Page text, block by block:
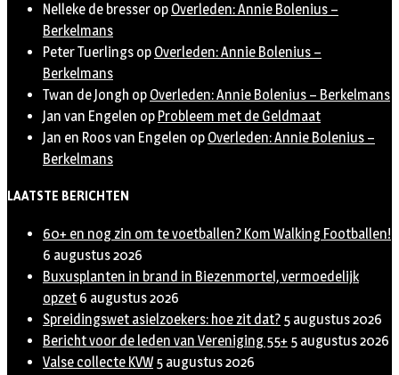
Nelleke de bresser op Overleden: Annie Bolenius –
Berkelmans
Peter Tuerlings op Overleden: Annie Bolenius –
Berkelmans
Twan de Jongh op Overleden: Annie Bolenius – Berkelmans
Jan van Engelen op Probleem met de Geldmaat
Jan en Roos van Engelen op Overleden: Annie Bolenius –
Berkelmans
LAATSTE BERICHTEN
60+ en nog zin om te voetballen? Kom Walking Footballen!
6 augustus 2026
Buxusplanten in brand in Biezenmortel, vermoedelijk
opzet 6 augustus 2026
Spreidingswet asielzoekers: hoe zit dat? 5 augustus 2026
Bericht voor de leden van Vereniging 55+ 5 augustus 2026
Valse collecte KVW 5 augustus 2026